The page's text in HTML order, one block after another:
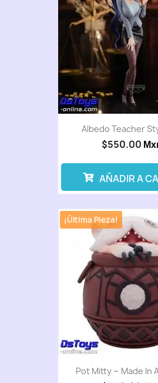
Albedo Teacher
$550.00
AÑADIR A
Pot Mitty ~ Made In
¡Última Pieza!